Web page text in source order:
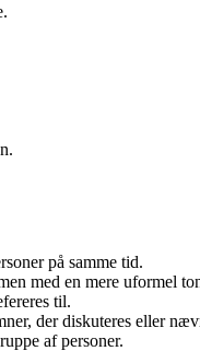
på samme tid.
med en mere uformel
til.
der diskuteres eller
af personer.